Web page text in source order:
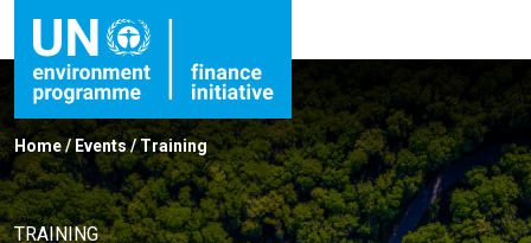
Home/ Events/Training
TRAINING